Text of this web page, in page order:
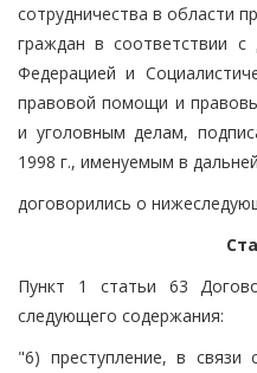
сотрудничества в области
граждан в соответствии
Федерацией и
правовой помощи и
и уголовным делам,
1998 г., именуемым в
договорились о
Пункт 1 статьи 63
следующего содержания:
"6) преступление, в